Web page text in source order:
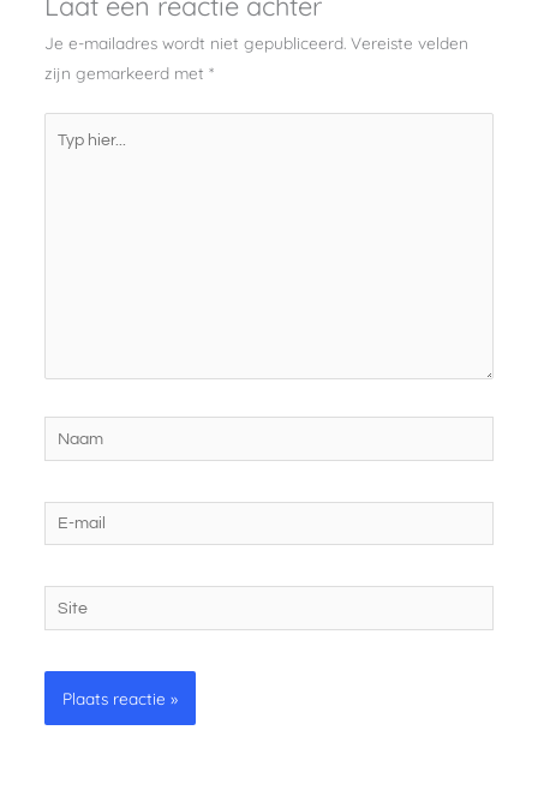
Je e-mailadres wordt niet gepubliceerd. Vereiste velden
zijn gemarkeerd met *
Naam
mail
Site